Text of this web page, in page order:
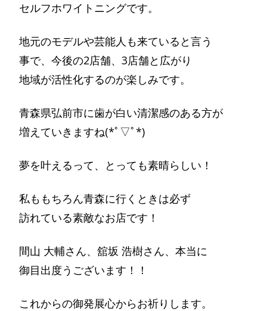
セルフホワイトニングです。
地元のモデルや芸能人も来ていると言う
事で、今後の2店舗、3店舗と広がり
地域が活性化するのが楽しみです。
青森県弘前市に歯が白い清潔感のある方が
増えていきますね(*ﾟ▽ﾟ*)
夢を叶えるって、とっても素晴らしい！
私ももちろん青森に行くときは必ず
訪れている素敵なお店です！
間山 大輔さん、舘坂 浩樹さん、本当に
御目出度うございます！！
これからの御発展心からお祈りします。